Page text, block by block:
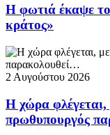
Η φωτιά έκαψε
κράτος»
2 Αυγούστου 2026
Η χώρα φλέγεται,
πρωθυπουργός